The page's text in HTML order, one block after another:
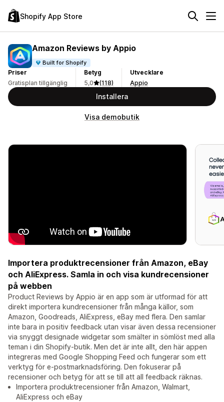
Shopify App Store
Amazon Reviews by Appio
Built for Shopify
Priser
Gratisplan tillgänglig
Betyg
5,0
(118)
Utvecklare
Appio
Installera
Visa demobutik
Importera produktrecensioner från Amazon, eBay
och AliExpress. Samla in och visa kundrecensioner
på webben
Product Reviews by Appio är en app som är utformad för att
direkt importera kundrecensioner från många källor, som
Amazon, Goodreads, AliExpress, eBay med flera. Den samlar
inte bara in positiv feedback utan visar även dessa recensioner
via snyggt designade widgetar som smälter in sömlöst med alla
teman i din Shopify-butik. Men det är inte allt, den här appen
integreras med Google Shopping Feed och fungerar som ett
verktyg för e-postmarknadsföring. Den fokuserar på
recensioner och betyg för att se till att all feedback räknas.
Importera produktrecensioner från Amazon, Walmart,
AliExpress och eBay